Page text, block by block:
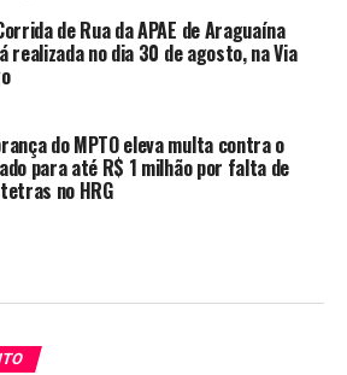
de Rua da APAE de Araguaína
realizada no dia 30 de agosto, na Via
do MPTO eleva multa contra o
para até R$ 1 milhão por falta de
no HRG